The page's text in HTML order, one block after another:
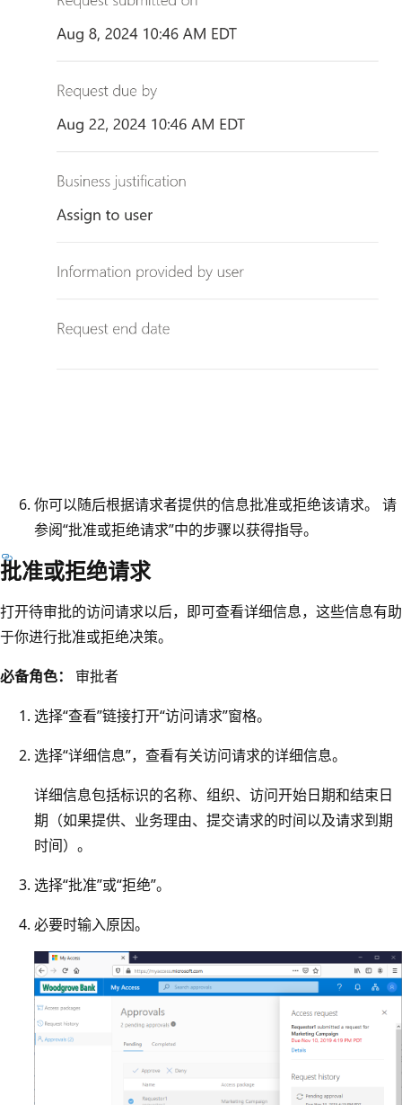
你可以随后根据请求者提供的信息批准或拒绝该请求。 请
参阅“批准或拒绝请求”中的步骤以获得指导。
批准或拒绝请求
打开待审批的访问请求以后，即可查看详细信息，这些信息有助
于你进行批准或拒绝决策。
必备角色：
审批者
选择“查看”链接打开“访问请求”窗格。
选择“详细信息”，查看有关访问请求的详细信息。
详细信息包括标识的名称、组织、访问开始日期和结束日
期（如果提供、业务理由、提交请求的时间以及请求到期
时间）。
选择“批准”或“拒绝”。
必要时输入原因。